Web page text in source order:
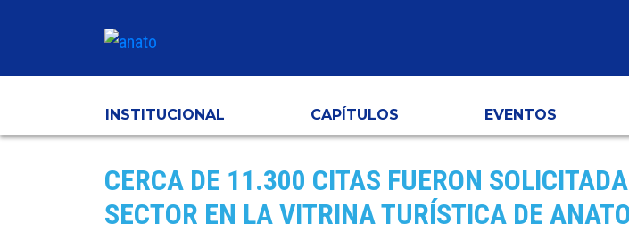
INSTITUCIONAL CAPÍTULOS EVENTOS
CERCA DE 11.300 CITAS FUERON
SECTOR EN LA VITRINA TURÍSTICA DE